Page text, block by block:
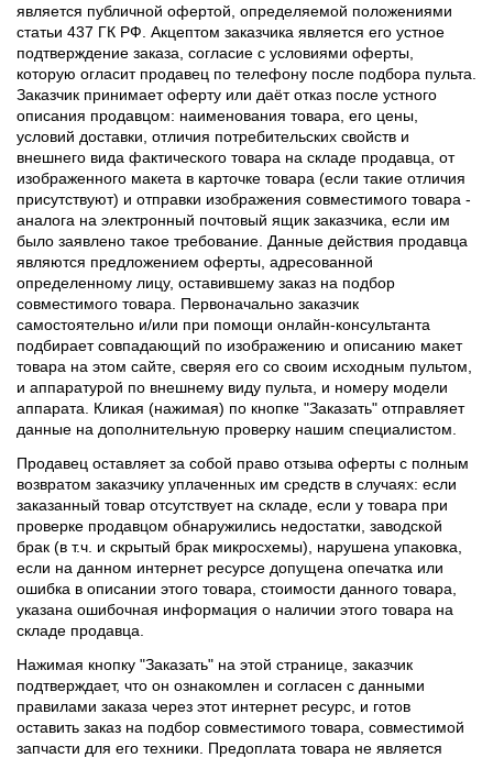
является публичной офертой, определяемой положениями
статьи 437 ГК РФ. Акцептом заказчика является его устное
подтверждение заказа, согласие с условиями оферты,
которую огласит продавец по телефону после подбора пульта.
Заказчик принимает оферту или даёт отказ после устного
описания продавцом: наименования товара, его цены,
условий доставки, отличия потребительских свойств и
внешнего вида фактического товара на складе продавца, от
изображенного макета в карточке товара (если такие отличия
присутствуют) и отправки изображения совместимого товара -
аналога на электронный почтовый ящик заказчика, если им
было заявлено такое требование. Данные действия продавца
являются предложением оферты, адресованной
определенному лицу, оставившему заказ на подбор
совместимого товара. Первоначально заказчик
самостоятельно и/или при помощи онлайн-консультанта
подбирает совпадающий по изображению и описанию макет
товара на этом сайте, сверяя его со своим исходным пультом,
и аппаратурой по внешнему виду пульта, и номеру модели
аппарата. Кликая (нажимая) по кнопке "Заказать" отправляет
данные на дополнительную проверку нашим специалистом.
Продавец оставляет за собой право отзыва оферты с полным
возвратом заказчику уплаченных им средств в случаях: если
заказанный товар отсутствует на складе, если у товара при
проверке продавцом обнаружились недостатки, заводской
брак (в т.ч. и скрытый брак микросхемы), нарушена упаковка,
если на данном интернет ресурсе допущена опечатка или
ошибка в описании этого товара, стоимости данного товара,
указана ошибочная информация о наличии этого товара на
складе продавца.
Нажимая кнопку "Заказать" на этой странице, заказчик
подтверждает, что он ознакомлен и согласен с данными
правилами заказа через этот интернет ресурс, и готов
оставить заказ на подбор совместимого товара, совместимой
запчасти для его техники. Предоплата товара не является